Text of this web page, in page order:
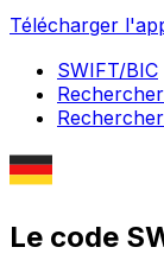
Télécharger
SWIFT/BIC
Le code